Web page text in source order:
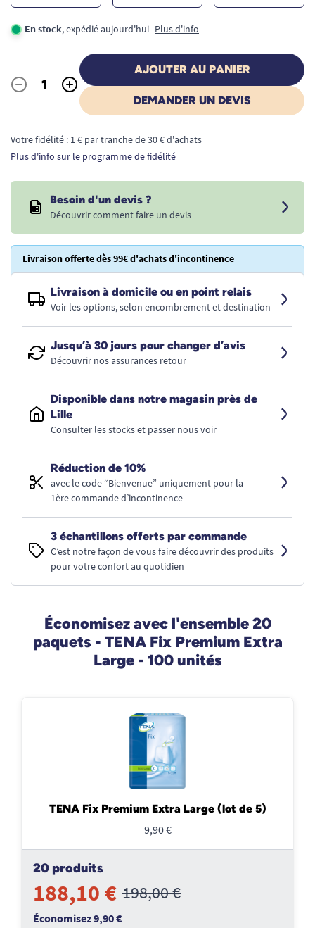
En stock, expédié aujourd'hui Plus d'info
Quantité
- +
AJOUTER AU PANIER
DEMANDER UN DEVIS
Votre fidélité : 1 € par tranche de 30 € d'achats
Plus d'info sur le programme de fidélité
Besoin d'un devis ?
Découvrir comment faire un devis
Livraison offerte dès 99€ d'achats d'incontinence
Livraison à domicile ou en point relais
Voir les options, selon encombrement et destination
Jusqu’à 30 jours pour changer d’avis
Découvrir nos assurances retour
Disponible dans notre magasin près de
Lille
Consulter les stocks et passer nous voir
Réduction de 10%
avec le code “Bienvenue” uniquement pour la
1ère commande d’incontinence
3 échantillons offerts par commande
C’est notre façon de vous faire découvrir des produits
pour votre confort au quotidien
Économisez avec l'ensemble 20
paquets - TENA Fix Premium Extra
Large - 100 unités
TENA Fix Premium Extra Large (lot de 5)
9,90 €
20 produits
188,10 € 198,00 €
Économisez 9,90 €